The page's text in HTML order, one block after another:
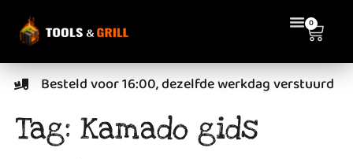
inhoud
0
Besteld voor 16:00, dezelfde werkdag verstuurd
Tag: Kamado gids